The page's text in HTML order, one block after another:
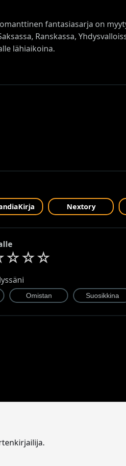
fantasiasarja on
Ranskassa,
lähiaikoina.
Nextory
☆☆☆